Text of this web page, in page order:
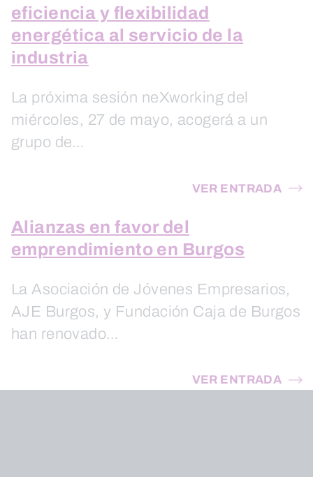
eficiencia y flexibilidad
energética al servicio de la
industria
La próxima sesión neXworking del
miércoles, 27 de mayo, acogerá a un
grupo de…
VER ENTRADA
Alianzas en favor del
emprendimiento en Burgos
La Asociación de Jóvenes Empresarios,
AJE Burgos, y Fundación Caja de Burgos
han renovado…
VER ENTRADA